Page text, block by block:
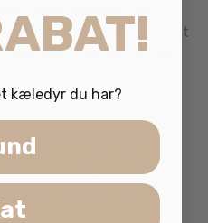
deres helbred. Vælg
næringsrige, og sørg for, at
som kan sluges.
hurtigt blive en elsket
dig mulighed for at
kæledyr og nyde julens
den daglige
at se deres glæde og
kæledyr du har?